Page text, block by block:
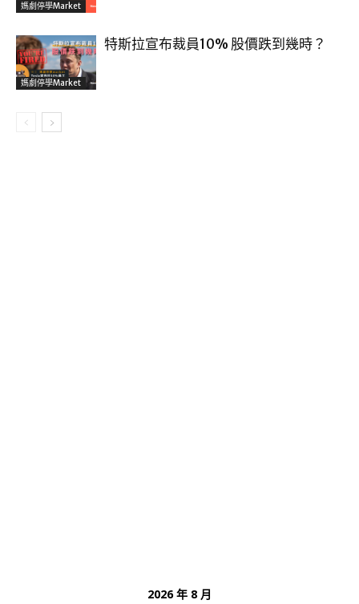
媽劇停學market
媽劇停學market
特斯拉宣布裁員10% 股價跌到幾時？
2026 年 8 月